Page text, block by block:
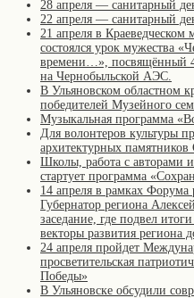
28 апреля — санитарный
22 апреля — санитарный
21 апреля в
состоялся урок мужества
времени…», посвящённый
на Чернобыльской АЭС.
В Ульяновском областном
победителей Музейного
Музыкальная программа
Для волонтеров культуры
архитектурных
Школы, работа с авторами
стартует программа
14 апреля в рамках Форума
Губернатор региона
заседание, где подвел
векторы развития региона
24 апреля пройдет
просветительская
Победы»
В Ульяновске обсудили